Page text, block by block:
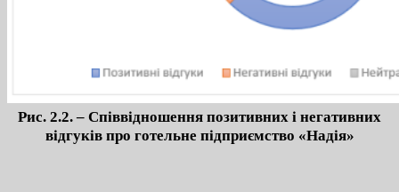
Рис. 2.2. – Співвідношення позитивних і негативних
відгуків про готельне підприємство «Надія»